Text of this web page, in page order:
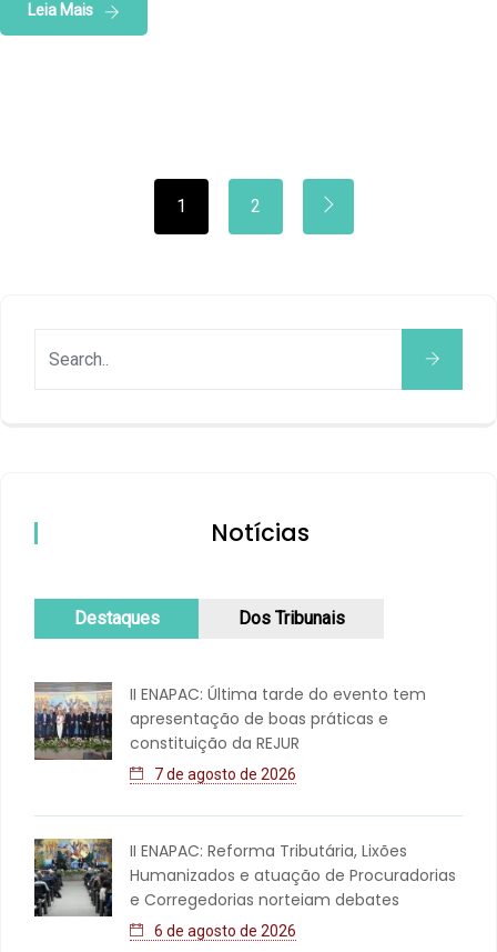
Leia Mais
1 2
Notícias
Destaques Dos Tribunais
II ENAPAC: Última tarde do evento tem
apresentação de boas práticas e
constituição da REJUR
7 de agosto de 2026
II ENAPAC: Reforma Tributária, Lixões
Humanizados e atuação de Procuradorias
e Corregedorias norteiam debates
6 de agosto de 2026